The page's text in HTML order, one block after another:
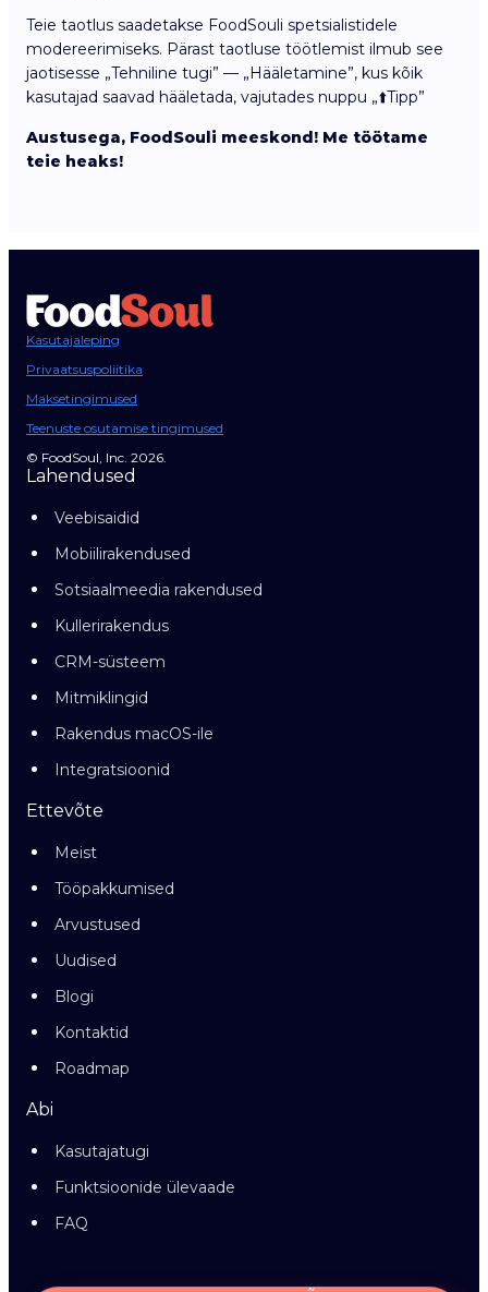
Teie taotlus saadetakse FoodSouli spetsialistidele
modereerimiseks. Pärast taotluse töötlemist ilmub see
jaotisesse „Tehniline tugi” — „Hääletamine”, kus kõik
kasutajad saavad hääletada, vajutades nuppu „⬆️Tipp”
Austusega, FoodSouli meeskond! Me töötame
teie heaks!
Kasutajaleping
Privaatsuspoliitika
Maksetingimused
Teenuste osutamise tingimused
© FoodSoul, Inc. 2026.
Lahendused
Veebisaidid
Mobiilirakendused
Sotsiaalmeedia rakendused
Kullerirakendus
CRM-süsteem
Mitmiklingid
Rakendus macOS-ile
Integratsioonid
Ettevõte
Meist
Tööpakkumised
Arvustused
Uudised
Blogi
Kontaktid
Roadmap
Abi
Kasutajatugi
Funktsioonide ülevaade
FAQ